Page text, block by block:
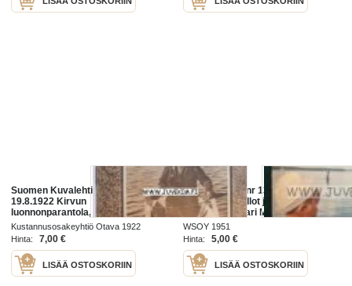
Suomen Kuvalehti 1922 nr 33, ilm
19.8.1922 Kirvun
luonnonparantola, vanhaa ja uutta
Porvoota esitellään aukeaman
kuvasarjassa, kuvia maaseudulta
Littoisten
Kustannusosakeyhtiö Otava 1922
Hinta:
7,00 €
LISÄÄ OSTOSKORIIN
Kotiliesi 1951 nr 13-14 Heinäkuu.
Aiheita mm. hillot ja mehut.
Kauppias Pietari Mikonpoika
Kääpä ( Kannaksen vanhaa
kauppiassukua) esitellään.
WSOY 1951
Hinta:
5,00 €
LISÄÄ OSTOSKORIIN